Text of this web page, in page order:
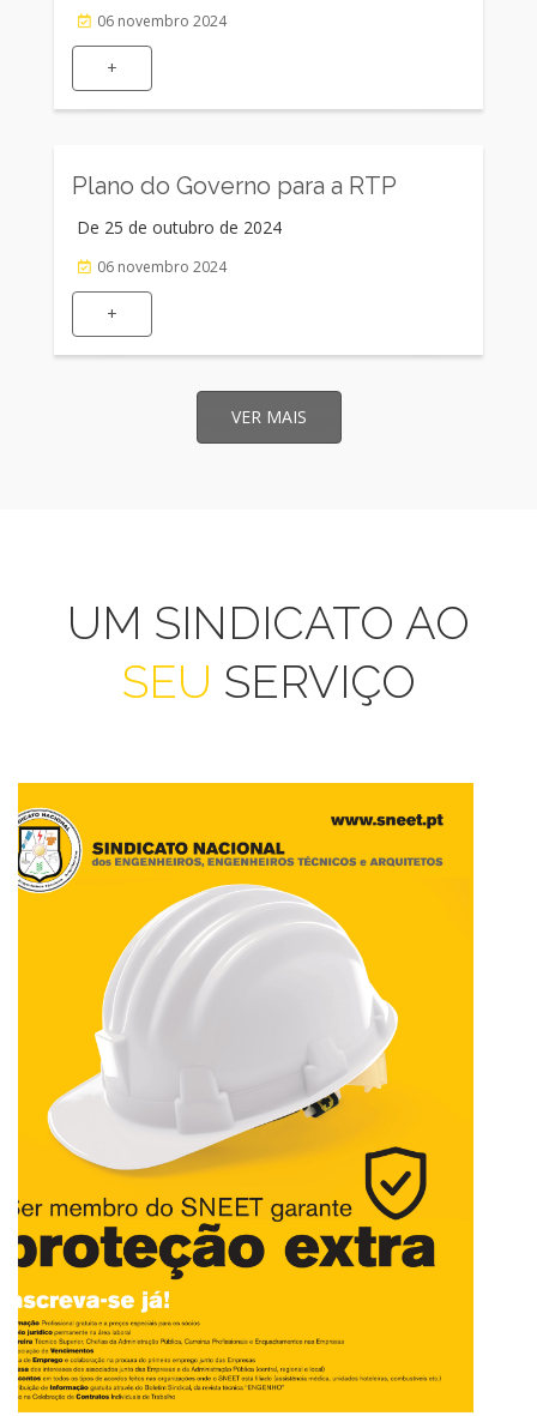
06 novembro 2024
+
Plano do Governo para a RTP
De 25 de outubro de 2024
06 novembro 2024
+
VER MAIS
UM SINDICATO AO
SEU SERVIÇO